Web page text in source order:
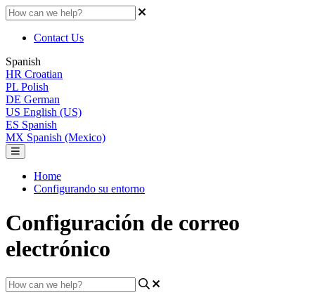
Contact Us
Spanish
HR Croatian
PL Polish
DE German
US English (US)
ES Spanish
MX Spanish (Mexico)
Home
Configurando su entorno
Configuración de correo
electrónico